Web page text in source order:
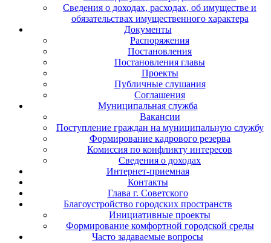
Сведения о доходах, расходах, об имуществе и
обязательствах имущественного характера
Документы
Распоряжения
Постановления
Постановления главы
Проекты
Публичные слушания
Соглашения
Муниципальная служба
Вакансии
Поступление граждан на муниципальную службу
Формирование кадрового резерва
Комиссия по конфликту интересов
Сведения о доходах
Интернет-приемная
Контакты
Глава г. Советского
Благоустройство городских пространств
Инициативные проекты
Формирование комфортной городской среды
Часто задаваемые вопросы